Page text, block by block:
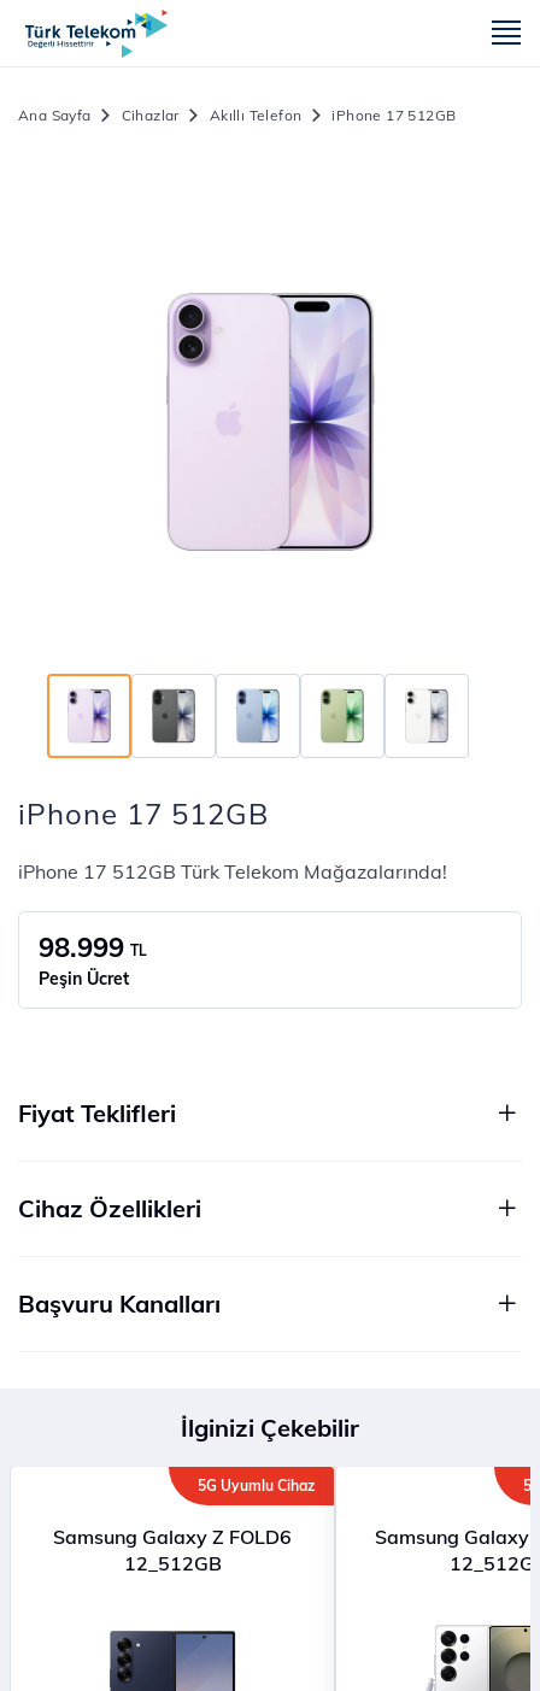
Ana Sayfa Cihazlar Akıllı Telefon iPhone 17 512GB
iPhone 17 512GB
iPhone 17 512GB Türk Telekom Mağazalarında!
98.999 TL
Peşin Ücret
Fiyat Teklifleri
Cihaz Özellikleri
Başvuru Kanalları
İlginizi Çekebilir
5G Uyumlu Cihaz
Samsung Galaxy Z FOLD6
12_512GB
Samsung Galaxy